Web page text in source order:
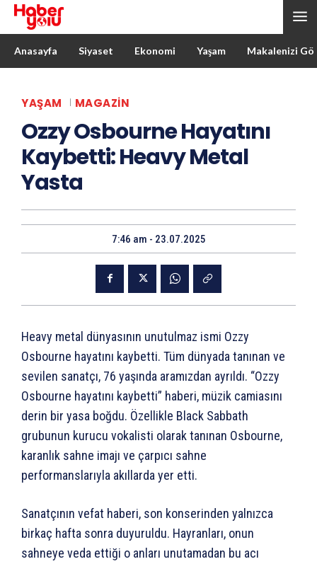
Anasayfa Siyaset Ekonomi Yaşam Makalenizi
YAŞAM MAGAZIN
Ozzy Osbourne Hayatını
Kaybetti: Heavy Metal
Yasta
7:46 am - 23.07.2025
Heavy metal dünyasının unutulmaz ismi Ozzy
Osbourne hayatını kaybetti. Tüm dünyada tanınan ve
sevilen sanatçı, 76 yaşında aramızdan ayrıldı. “Ozzy
Osbourne hayatını kaybetti” haberi, müzik camiasını
derin bir yasa boğdu. Özellikle Black Sabbath
grubunun kurucu vokalisti olarak tanınan Osbourne,
karanlık sahne imajı ve çarpıcı sahne
performanslarıyla akıllarda yer etti.
Sanatçının vefat haberi, son konserinden yalnızca
birkaç hafta sonra duyuruldu. Hayranları, onun
sahneye veda ettiği o anları unutamadan bu acı